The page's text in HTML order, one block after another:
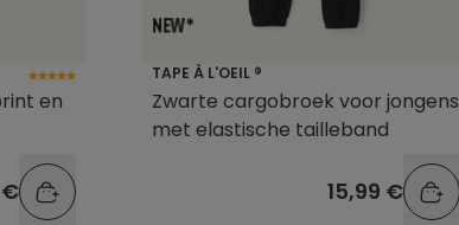
en
€
TAPE À L'OEIL ®
Zwarte cargobroek voor jongens
met elastische tailleband
15,99 €